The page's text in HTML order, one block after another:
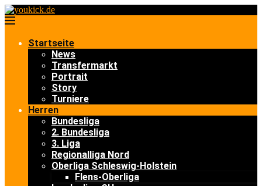
Startseite
News
Transfermarkt
Portrait
Story
Turniere
Herren
Bundesliga
2. Bundesliga
3. Liga
Regionalliga Nord
Oberliga Schleswig-Holstein
Flens-Oberliga